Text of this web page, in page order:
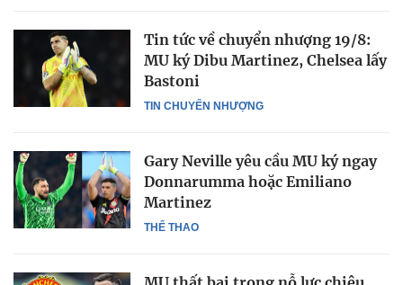
TIN CHUYỂN NHƯỢNG
Tin tức về chuyển nhượng 19/8:
MU ký Dibu Martinez, Chelsea lấy
Bastoni
THỂ THAO
Gary Neville yêu cầu MU ký ngay
Donnarumma hoặc Emiliano
Martinez